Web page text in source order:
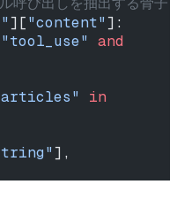
]["content"]:
"tool_use"
and
in
],